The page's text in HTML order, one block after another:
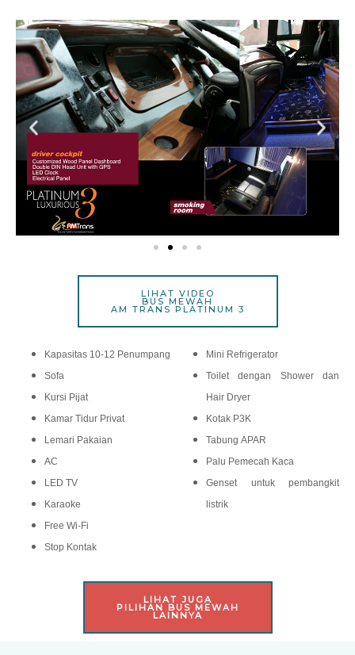
LIHAT VIDEO
BUS MEWAH
AM TRANS PLATINUM 3
Kapasitas 10-12 Penumpang
Sofa
Kursi Pijat
Kamar Tidur Privat
Lemari Pakaian
AC
LED TV
Karaoke
Free Wi-Fi
Stop Kontak
Mini Refrigerator
Toilet dengan Shower dan
Hair Dryer
Kotak P3K
Tabung APAR
Palu Pemecah Kaca
Genset untuk pembangkit
listrik
LIHAT JUGA
PILIHAN BUS MEWAH
LAINNYA